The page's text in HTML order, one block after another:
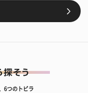
6つのトビラ